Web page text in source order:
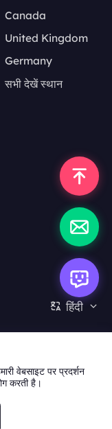
Canada
United Kingdom
Germany
सभी देखें स्थान
हिंदी
वेबसाइट पर प्रदर्शन
करती है।